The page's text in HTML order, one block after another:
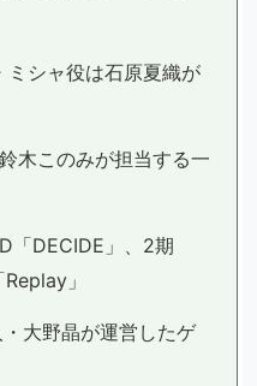
ミシャ役は石原夏織が
木このみが担当する一
「DECIDE」、2期
」
大野晶が運営したゲ